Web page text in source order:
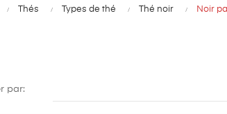
Thés Types de thé Thé noir Noir
par: